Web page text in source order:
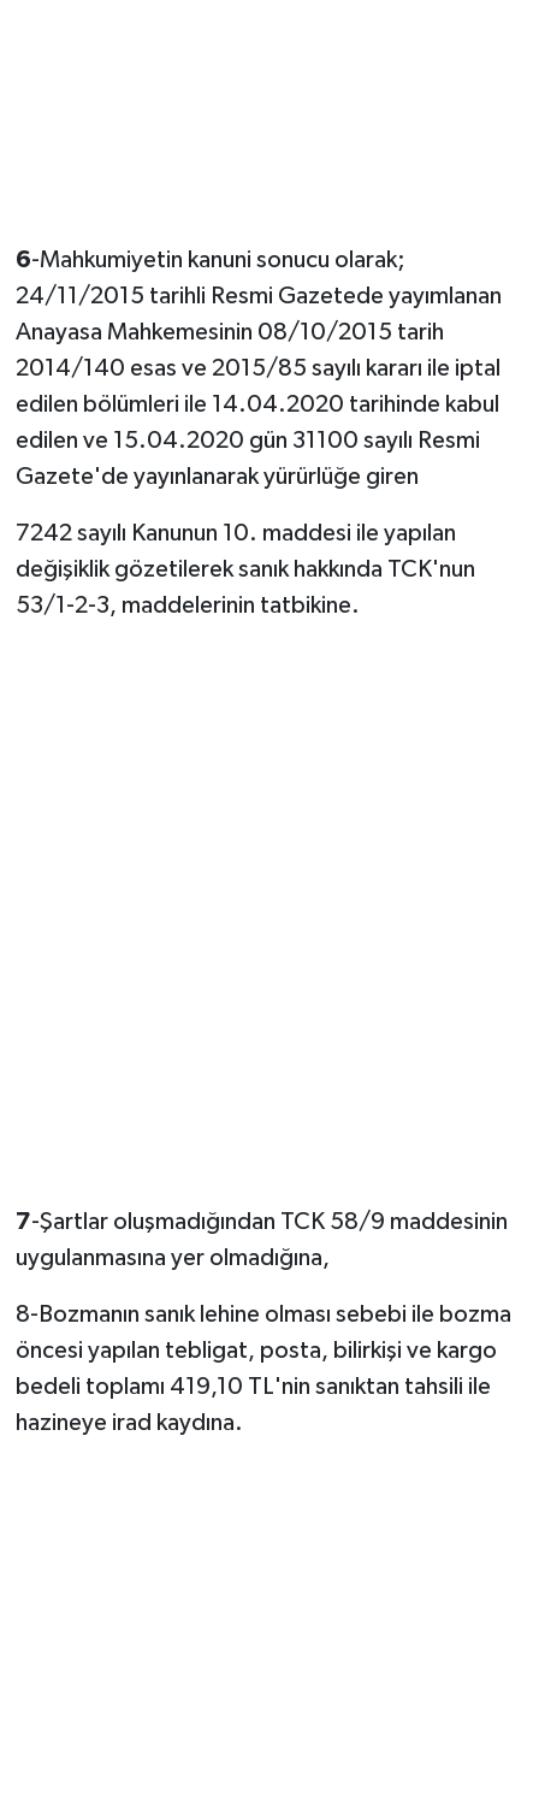
6-Mahkumiyetin kanuni sonucu olarak;
24/11/2015 tarihli Resmi Gazetede yayımlanan
Anayasa Mahkemesinin 08/10/2015 tarih
2014/140 esas ve 2015/85 sayılı kararı ile iptal
edilen bölümleri ile 14.04.2020 tarihinde kabul
edilen ve 15.04.2020 gün 31100 sayılı Resmi
Gazete'de yayınlanarak yürürlüğe giren
7242 sayılı Kanunun 10. maddesi ile yapılan
değişiklik gözetilerek sanık hakkında TCK'nun
53/1-2-3, maddelerinin tatbikine.
7-Şartlar oluşmadığından TCK 58/9 maddesinin
uygulanmasına yer olmadığına,
8-Bozmanın sanık lehine olması sebebi ile bozma
öncesi yapılan tebligat, posta, bilirkişi ve kargo
bedeli toplamı 419,10 TL'nin sanıktan tahsili ile
hazineye irad kaydına.